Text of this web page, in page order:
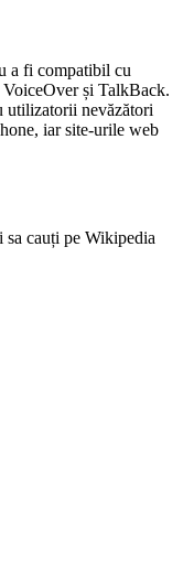
a fi compatibil cu
și TalkBack.
utilizatorii nevăzători
iar site-urile web
sa cauți pe Wikipedia